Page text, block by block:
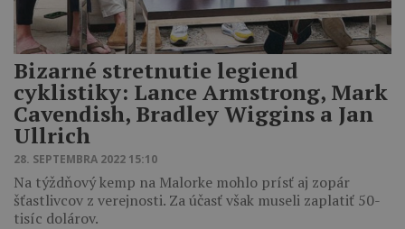
Bizarné stretnutie legiend
cyklistiky: Lance Armstrong, Mark
Cavendish, Bradley Wiggins a Jan
Ullrich
28. SEPTEMBRA 2022 15:10
Na týždňový kemp na Malorke mohlo prísť aj zopár
šťastlivcov z verejnosti. Za účasť však museli zaplatiť 50-
tisíc dolárov.